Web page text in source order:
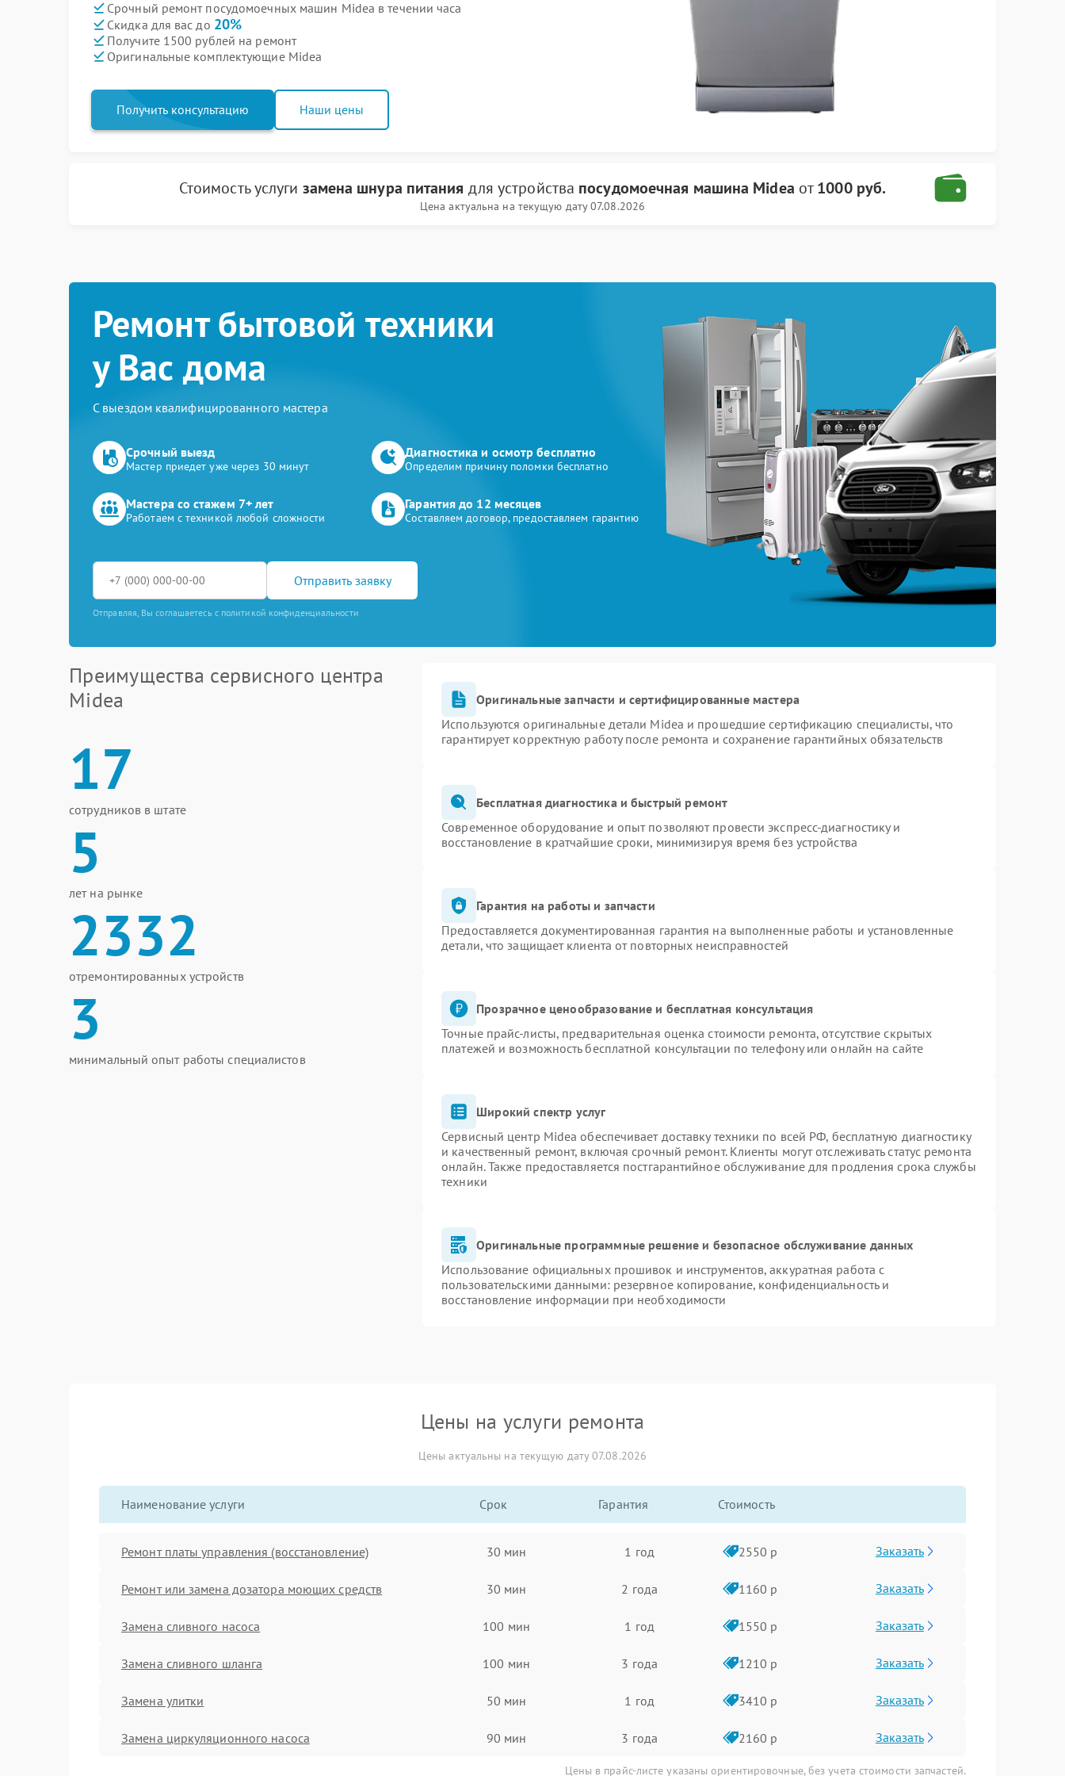
Срочный ремонт посудомоечных машин Midea в течении часа
Скидка для вас до 20%
Получите 1500 рублей на ремонт
Оригинальные комплектующие Midea
Получить консультацию Наши цены
Стоимость услуги замена шнура питания для устройства посудомоечная машина Midea от1000 руб.
Цена актуальна на текущую дату 07.08.2026
Ремонт бытовой техники
у Вас дома
С выездом квалифицированного мастера
Срочный выезд
Мастер приедет уже через 30 минут
Диагностика и осмотр бесплатно
Определим причину поломки бесплатно
Мастера со стажем 7+ лет
Работаем с техникой любой сложности
Гарантия до 12 месяцев
Составляем договор, предоставляем гарантию
Отправить заявку
Отправляя, Вы соглашаетесь с политикой конфиденциальности
Преимущества сервисного центра
Midea
17
сотрудников в штате
5
лет на рынке
2332
отремонтированных устройств
3
минимальный опыт работы специалистов
Оригинальные запчасти и сертифицированные мастера
Используются оригинальные детали Midea и прошедшие сертификацию специалисты, что
гарантирует корректную работу после ремонта и сохранение гарантийных обязательств
Бесплатная диагностика и быстрый ремонт
Современное оборудование и опыт позволяют провести экспресс-диагностику и
восстановление в кратчайшие сроки, минимизируя время без устройства
Гарантия на работы и запчасти
Предоставляется документированная гарантия на выполненные работы и установленные
детали, что защищает клиента от повторных неисправностей
Прозрачное ценообразование и бесплатная консультация
Точные прайс-листы, предварительная оценка стоимости ремонта, отсутствие скрытых
платежей и возможность бесплатной консультации по телефону или онлайн на сайте
Широкий спектр услуг
Сервисный центр Midea обеспечивает доставку техники по всей РФ, бесплатную диагностику
и качественный ремонт, включая срочный ремонт. Клиенты могут отслеживать статус ремонта
онлайн. Также предоставляется постгарантийное обслуживание для продления срока службы
техники
Оригинальные программные решение и безопасное обслуживание данных
Использование официальных прошивок и инструментов, аккуратная работа с
пользовательскими данными: резервное копирование, конфиденциальность и
восстановление информации при необходимости
Цены на услуги ремонта
Цены актуальны на текущую дату 07.08.2026
Наименование услуги Срок Гарантия Стоимость
Ремонт платы управления (восстановление) 30 мин 1 год 2550 р Заказать
Ремонт или замена дозатора моющих средств 30 мин 2 года 1160 р Заказать
Замена сливного насоса 100 мин 1 год 1550 р Заказать
Замена сливного шланга 100 мин 3 года 1210 р Заказать
Замена улитки 50 мин 1 год 3410 р Заказать
Замена циркуляционного насоса 90 мин 3 года 2160 р Заказать
Цены в прайс-листе указаны ориентировочные, без учета стоимости запчастей.